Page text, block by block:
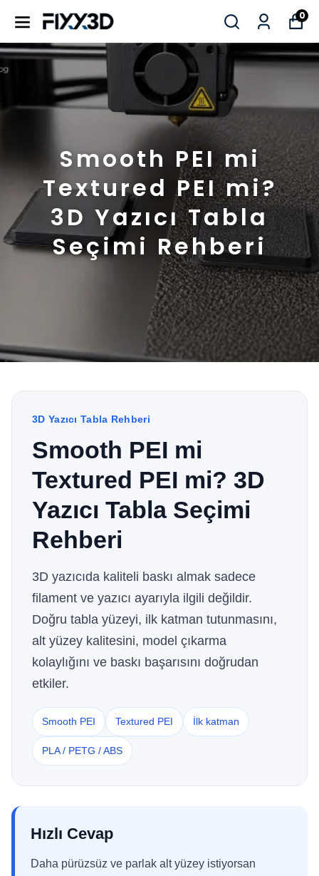
0
Smooth PEI mi
Textured PEI mi?
3D Yazıcı Tabla
Seçimi Rehberi
3D Yazıcı Tabla Rehberi
Smooth PEI mi
Textured PEI mi? 3D
Yazıcı Tabla Seçimi
Rehberi
3D yazıcıda kaliteli baskı almak sadece
filament ve yazıcı ayarıyla ilgili değildir.
Doğru tabla yüzeyi, ilk katman tutunmasını,
alt yüzey kalitesini, model çıkarma
kolaylığını ve baskı başarısını doğrudan
etkiler.
Smooth PEI Textured PEI İlk katman
PLA / PETG / ABS
Hızlı Cevap
Daha pürüzsüz ve parlak alt yüzey istiyorsan